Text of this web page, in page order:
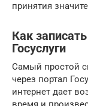
принятия
Как
Госуслуги
Самый простой
через портал
интернет дает